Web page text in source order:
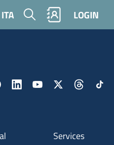
ITA Search LOGIN
Services